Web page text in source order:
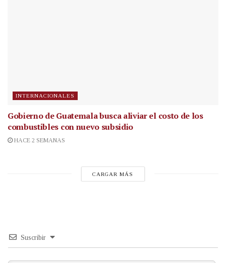
INTERNACIONALES
Gobierno de Guatemala busca aliviar el costo de los
combustibles con nuevo subsidio
HACE 2 SEMANAS
CARGAR MÁS
Suscribir